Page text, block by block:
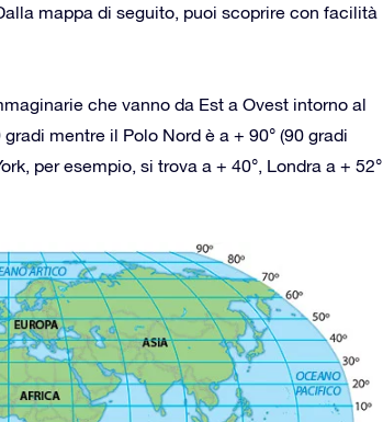
mappa di seguito, puoi scoprire con facilità
che vanno da Est a Ovest intorno al
mentre il Polo Nord è a + 90° (90 gradi
per esempio, si trova a + 40°, Londra a + 52°